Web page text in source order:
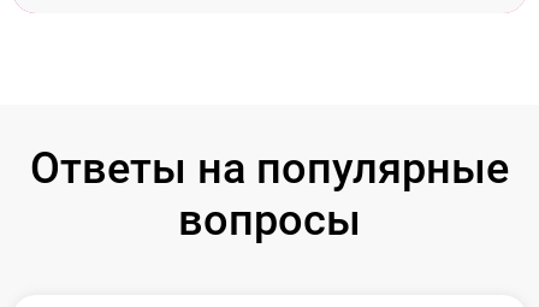
Ответы на популярные
вопросы